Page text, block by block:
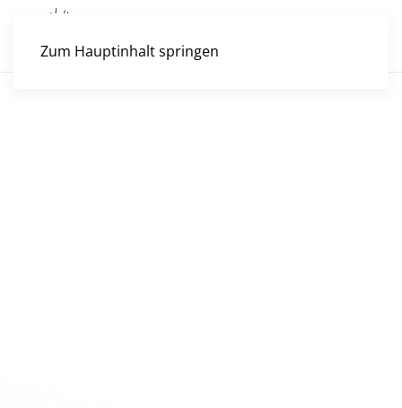
Zum Hauptinhalt springen